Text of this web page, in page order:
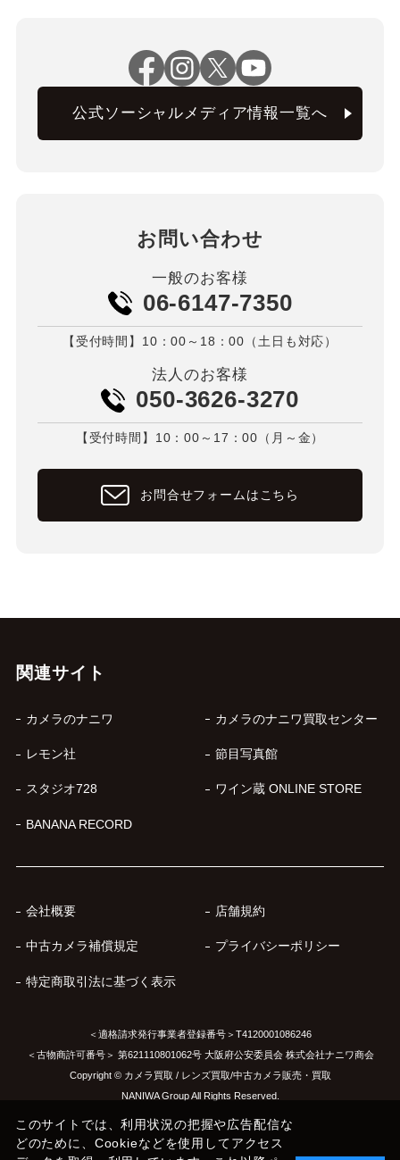
公式ソーシャルメディア情報一覧へ
お問い合わせ
一般のお客様
06-6147-7350
【受付時間】10：00～18：00（土日も対応）
法人のお客様
050-3626-3270
【受付時間】10：00～17：00（月～金）
お問合せフォームはこちら
関連サイト
カメラのナニワ カメラのナニワ買取センター
レモン社 節目写真館
スタジオ728 ワイン蔵 ONLINE STORE
BANANA RECORD
会社概要 店舗規約
中古カメラ補償規定 プライバシーポリシー
特定商取引法に基づく表示
＜適格請求発行事業者登録番号＞T4120001086246
＜古物商許可番号＞ 第621110801062号 大阪府公安委員会 株式会社ナニワ商会
Copyright © カメラ買取 / レンズ買取/中古カメラ販売・買取
NANIWA Group All Rights Reserved.
このサイトでは、利用状況の把握や広告配信な
どのために、Cookieなどを使用してアクセス